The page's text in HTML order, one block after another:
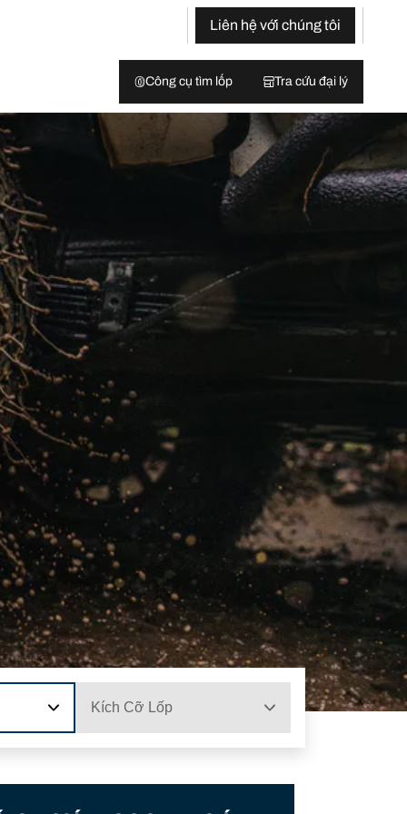
Liên hệ với chúng tôi
Công cụ tìm lốp Tra cứu đại lý
Kích Cỡ Lốp